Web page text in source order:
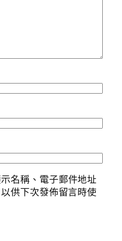
名稱、電子郵件地址
供下次發佈留言時使